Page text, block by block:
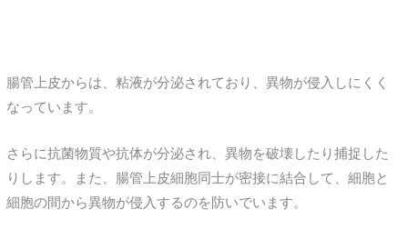
腸管上皮からは、粘液が分泌されており、異物が侵入しにくく
なっています。
さらに抗菌物質や抗体が分泌され、異物を破壊したり捕捉した
りします。また、腸管上皮細胞同士が密接に結合して、細胞と
細胞の間から異物が侵入するのを防いでいます。